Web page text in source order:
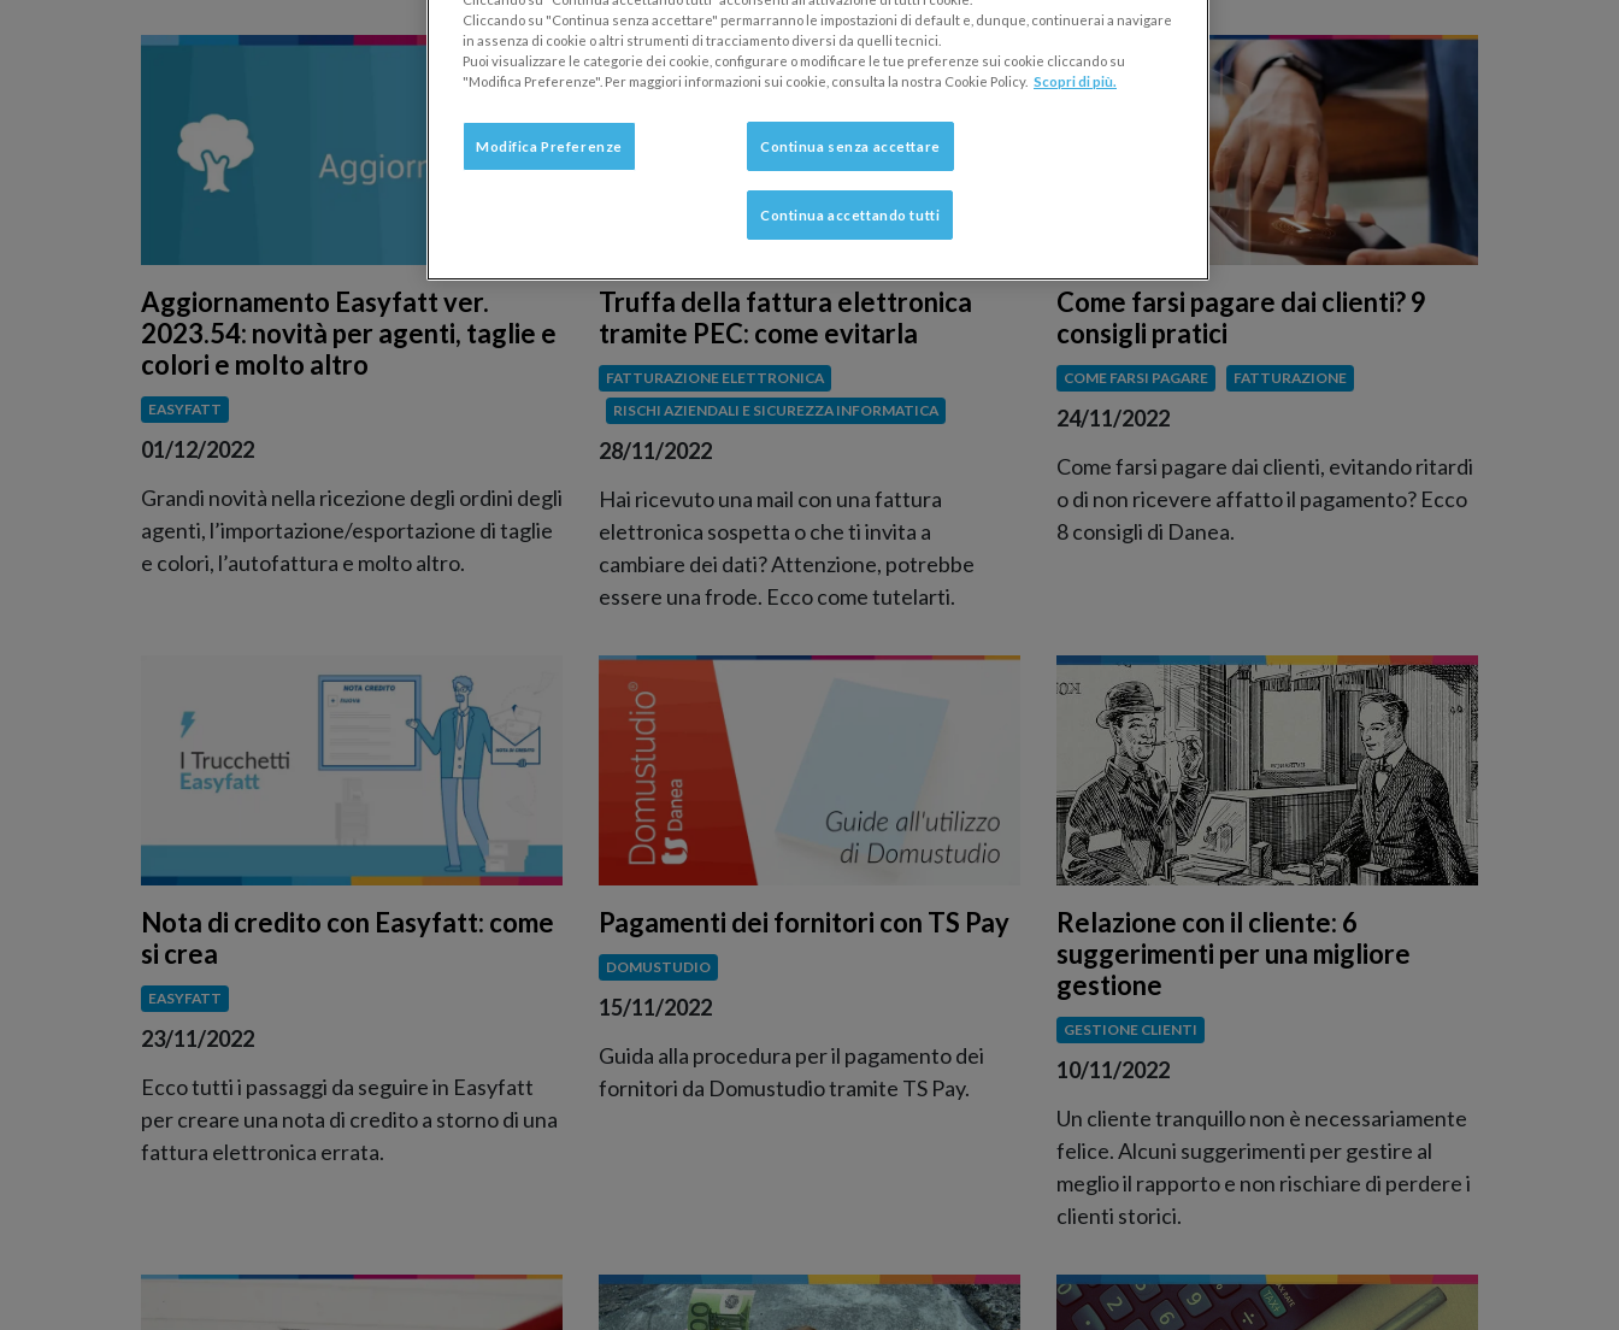
Aggiornamento Easyfatt ver.
2023.54: novità per agenti, taglie e
colori e molto altro
EASYFATT
01/12/2022
Grandi novità nella ricezione degli ordini degli
agenti, l’importazione/esportazione di taglie
e colori, l’autofattura e molto altro.
Truffa della fattura elettronica
tramite PEC: come evitarla
FATTURAZIONE ELETTRONICA
RISCHI AZIENDALI E SICUREZZA INFORMATICA
28/11/2022
Hai ricevuto una mail con una fattura
elettronica sospetta o che ti invita a
cambiare dei dati? Attenzione, potrebbe
essere una frode. Ecco come tutelarti.
Come farsi pagare dai clienti? 9
consigli pratici
COME FARSI PAGARE FATTURAZIONE
24/11/2022
Come farsi pagare dai clienti, evitando ritardi
o di non ricevere affatto il pagamento? Ecco
8 consigli di Danea.
Nota di credito con Easyfatt: come
si crea
EASYFATT
23/11/2022
Ecco tutti i passaggi da seguire in Easyfatt
per creare una nota di credito a storno di una
fattura elettronica errata.
Pagamenti dei fornitori con TS Pay
DOMUSTUDIO
15/11/2022
Guida alla procedura per il pagamento dei
fornitori da Domustudio tramite TS Pay.
Relazione con il cliente: 6
suggerimenti per una migliore
gestione
GESTIONE CLIENTI
10/11/2022
Un cliente tranquillo non è necessariamente
felice. Alcuni suggerimenti per gestire al
meglio il rapporto e non rischiare di perdere i
clienti storici.
Cliccando su "Continua senza accettare" permarranno le impostazioni di default e, dunque, continuerai a navigare
in assenza di cookie o altri strumenti di tracciamento diversi da quelli tecnici.
Puoi visualizzare le categorie dei cookie, configurare o modificare le tue preferenze sui cookie cliccando su
"Modifica Preferenze". Per maggiori informazioni sui cookie, consulta la nostra Cookie Policy. Scopri di più.
Modifica Preferenze Continua senza accettare
Continua accettando tutti